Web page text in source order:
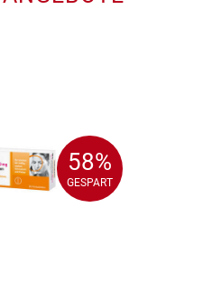
58%
GESPART
58%
GESPART